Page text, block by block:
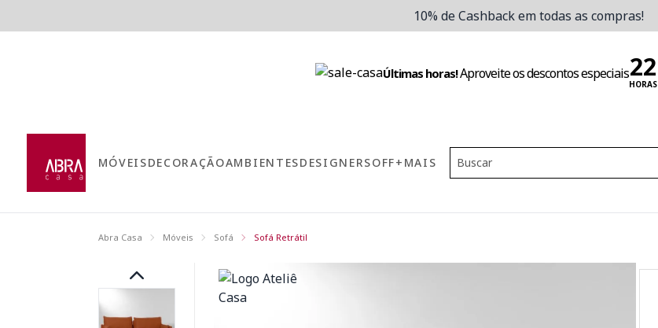
10% de Cashback em todas as compras!
Últimas horas!Aproveite os descontos especiais
HORAS
MÓVEISDECORAÇÃOAMBIENTESDESIGNERSOFF+MAIS
Abra Casa Móveis Sofá Sofá Retrátil